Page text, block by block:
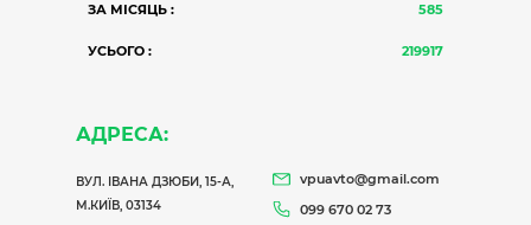
ЗА МІСЯЦЬ : 585
УСЬОГО : 219917
АДРЕСА:
ВУЛ. ІВАНА ДЗЮБИ, 15-А,
М.КИЇВ, 03134
vpuavto@gmail.com
099 670 02 73